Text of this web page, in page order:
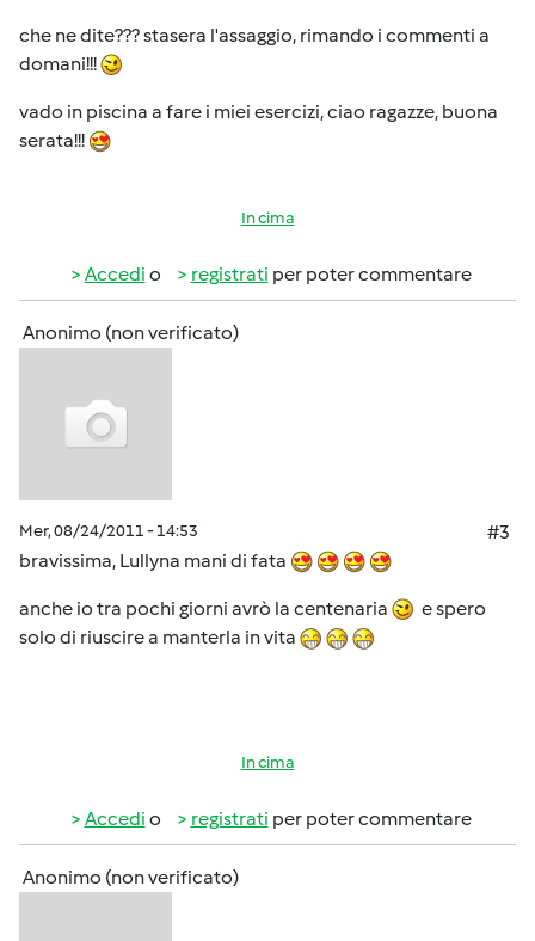
che ne dite??? stasera l'assaggio, rimando i commenti a
domani!!!
vado in piscina a fare i miei esercizi, ciao ragazze, buona
serata!!!
In cima
Accedi o registrati per poter commentare
Anonimo (non verificato)
Mer, 08/24/2011 - 14:53
#3
bravissima, Lullyna mani di fata
anche io tra pochi giorni avrò la centenaria
e spero
solo di riuscire a manterla in vita
In cima
Accedi o registrati per poter commentare
Anonimo (non verificato)